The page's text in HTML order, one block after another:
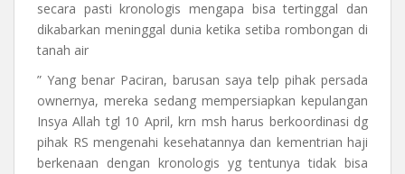
secara pasti kronologis mengapa bisa tertinggal dan
dikabarkan meninggal dunia ketika setiba rombongan di
tanah air
” Yang benar Paciran, barusan saya telp pihak persada
ownernya, mereka sedang mempersiapkan kepulangan
Insya Allah tgl 10 April, krn msh harus berkoordinasi dg
pihak RS mengenahi kesehatannya dan kementrian haji
berkenaan dengan kronologis yg tentunya tidak bisa